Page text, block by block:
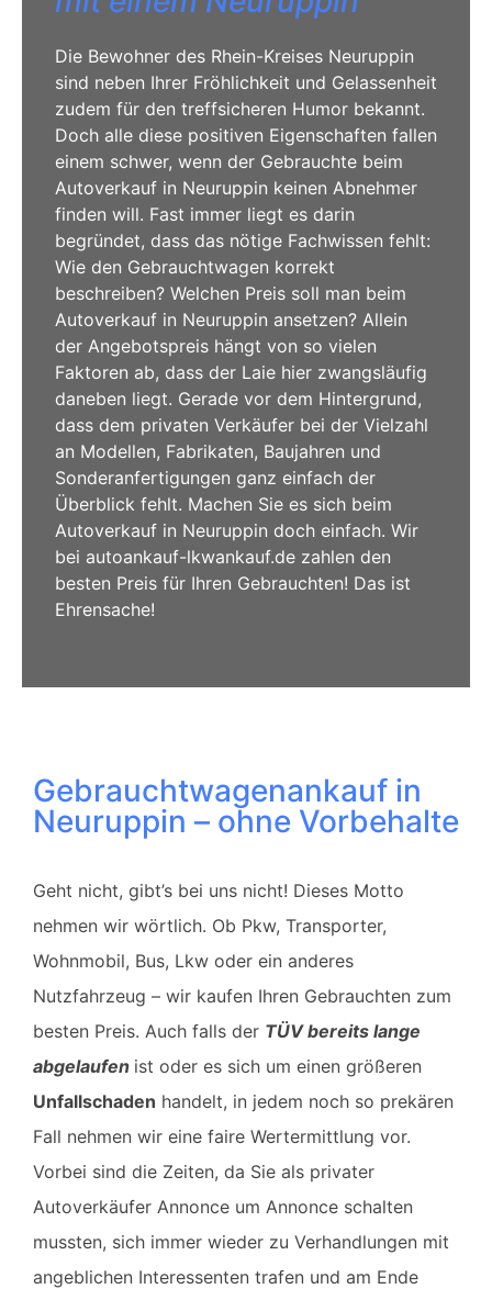
Die Bewohner des Rhein-Kreises Neuruppin
sind neben Ihrer Fröhlichkeit und Gelassenheit
zudem für den treffsicheren Humor bekannt.
Doch alle diese positiven Eigenschaften fallen
einem schwer, wenn der Gebrauchte beim
Autoverkauf in Neuruppin keinen Abnehmer
finden will. Fast immer liegt es darin
begründet, dass das nötige Fachwissen fehlt:
Wie den Gebrauchtwagen korrekt
beschreiben? Welchen Preis soll man beim
Autoverkauf in Neuruppin ansetzen? Allein
der Angebotspreis hängt von so vielen
Faktoren ab, dass der Laie hier zwangsläufig
daneben liegt. Gerade vor dem Hintergrund,
dass dem privaten Verkäufer bei der Vielzahl
an Modellen, Fabrikaten, Baujahren und
Sonderanfertigungen ganz einfach der
Überblick fehlt. Machen Sie es sich beim
Autoverkauf in Neuruppin doch einfach. Wir
bei autoankauf-lkwankauf.de zahlen den
besten Preis für Ihren Gebrauchten! Das ist
Ehrensache!
Gebrauchtwagenankauf in
Neuruppin – ohne Vorbehalte
Geht nicht, gibt’s bei uns nicht! Dieses Motto
nehmen wir wörtlich. Ob Pkw, Transporter,
Wohnmobil, Bus, Lkw oder ein anderes
Nutzfahrzeug – wir kaufen Ihren Gebrauchten zum
besten Preis. Auch falls der TÜV bereits lange
abgelaufen ist oder es sich um einen größeren
Unfallschaden handelt, in jedem noch so prekären
Fall nehmen wir eine faire Wertermittlung vor.
Vorbei sind die Zeiten, da Sie als privater
Autoverkäufer Annonce um Annonce schalten
mussten, sich immer wieder zu Verhandlungen mit
angeblichen Interessenten trafen und am Ende